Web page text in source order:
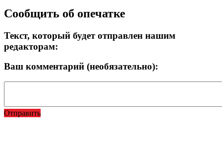
Сообщить об опечатке
Текст, который будет отправлен нашим
редакторам:
Ваш комментарий (необязательно):
Отправить